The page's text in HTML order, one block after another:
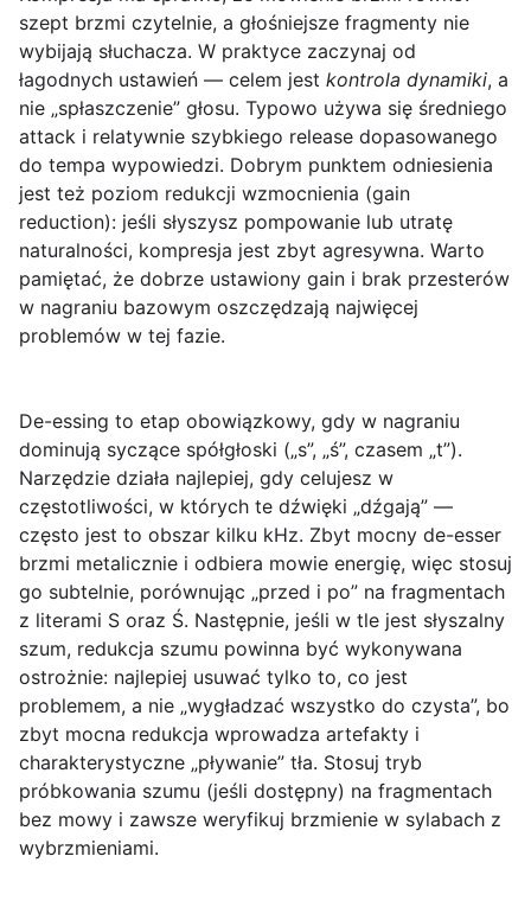
szept brzmi czytelnie, a głośniejsze fragmenty nie
wybijają słuchacza. W praktyce zaczynaj od
łagodnych ustawień — celem jest kontrola dynamiki, a
nie „spłaszczenie” głosu. Typowo używa się średniego
attack i relatywnie szybkiego release dopasowanego
do tempa wypowiedzi. Dobrym punktem odniesienia
jest też poziom redukcji wzmocnienia (gain
reduction): jeśli słyszysz pompowanie lub utratę
naturalności, kompresja jest zbyt agresywna. Warto
pamiętać, że dobrze ustawiony gain i brak przesterów
w nagraniu bazowym oszczędzają najwięcej
problemów w tej fazie.
De-essing to etap obowiązkowy, gdy w nagraniu
dominują syczące spółgłoski („s”, „ś”, czasem „t”).
Narzędzie działa najlepiej, gdy celujesz w
częstotliwości, w których te dźwięki „dźgają” —
często jest to obszar kilku kHz. Zbyt mocny de-esser
brzmi metalicznie i odbiera mowie energię, więc stosuj
go subtelnie, porównując „przed i po” na fragmentach
z literami S oraz Ś. Następnie, jeśli w tle jest słyszalny
szum, redukcja szumu powinna być wykonywana
ostrożnie: najlepiej usuwać tylko to, co jest
problemem, a nie „wygładzać wszystko do czysta”, bo
zbyt mocna redukcja wprowadza artefakty i
charakterystyczne „pływanie” tła. Stosuj tryb
próbkowania szumu (jeśli dostępny) na fragmentach
bez mowy i zawsze weryfikuj brzmienie w sylabach z
wybrzmieniami.